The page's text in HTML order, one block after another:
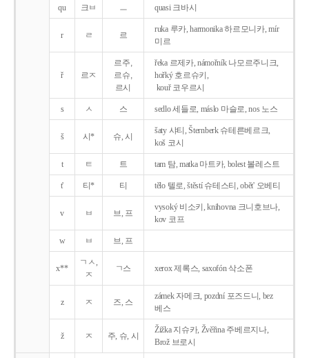
qu 크ㅂ ㅡ quasi 크바시
r ㄹ 르
ruka 루카, harmonika 하르모니카, mír
미르
ř 르ㅈ
르주,
르슈,
르시
řeka 르제카, námořník 나모르주니크,
hořký 호르슈키,
kouř 코우르시
s ㅅ 스 sedlo 세들로, máslo 마슬로, nos 노스
š 시* 슈, 시
šaty 샤티, Šternberk 슈테른베르크,
koš 코시
t ㅌ 트 tam 탐, matka 마트카, bolest 볼레스트
t' 티* 티 tělo 텔로, štěstí 슈테스티, obět' 오베티
v ㅂ 브, 프
vysoký 비소키, knihovna 크니호브나,
kov 코프
w ㅂ 브, 프
x**
ㄱㅅ,
ㅈ
ㄱ스 xerox 제록스, saxofón 삭소폰
z ㅈ 즈, 스
zámek 자메크, pozdní 포즈드니, bez
베스
ž ㅈ 주, 슈, 시
Žižka 지슈카, Žvěřina 주베르지나,
Brož 브로시